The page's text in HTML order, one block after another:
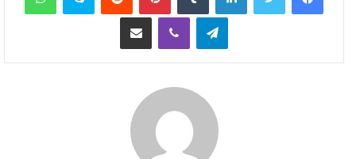
Telegram
Viber שיתוף דרך המייל